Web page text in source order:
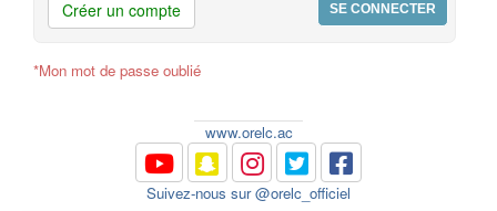
Créer un compte
*Mon mot de passe oublié
www.orelc.ac
Suivez-nous sur @orelc_officiel